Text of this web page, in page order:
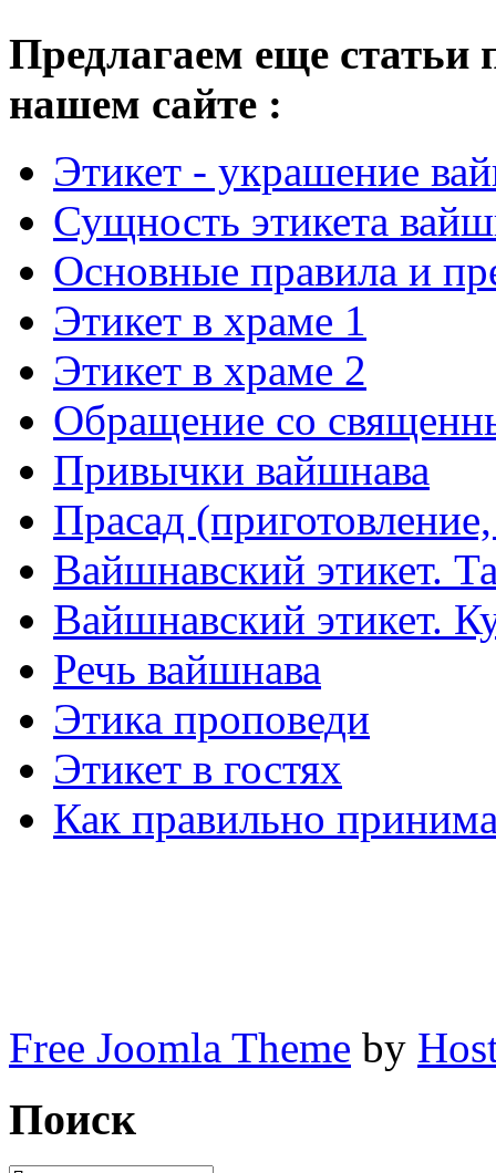
Предлагаем еще статьи
нашем сайте :
Этикет - украшение
Сущность этикета
Основные правила и
Этикет в храме 1
Этикет в храме 2
Обращение со
Привычки вайшнава
Прасад
Вайшнавский этикет.
Вайшнавский этикет.
Речь вайшнава
Этика проповеди
Этикет в гостях
Как правильно
Free Joomla Theme by
Поиск